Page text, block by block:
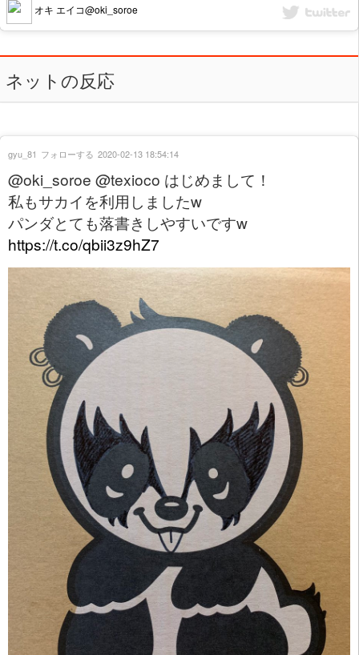
オキ エイコ@oki_soroe
ネットの反応
@oki_soroe @texioco はじめまして！
私もサカイを利用しましたw
パンダとても落書きしやすいですw
https://t.co/qbii3z9hZ7
gyu_81 フォローする 2020-02-13 18:54:14